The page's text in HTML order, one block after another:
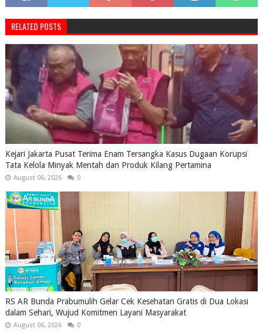
RELATED POSTS
Kejari Jakarta Pusat Terima Enam Tersangka Kasus Dugaan Korupsi
Tata Kelola Minyak Mentah dan Produk Kilang Pertamina
August 06, 2026 0
RS AR Bunda Prabumulih Gelar Cek Kesehatan Gratis di Dua Lokasi
dalam Sehari, Wujud Komitmen Layani Masyarakat
August 06, 2026 0